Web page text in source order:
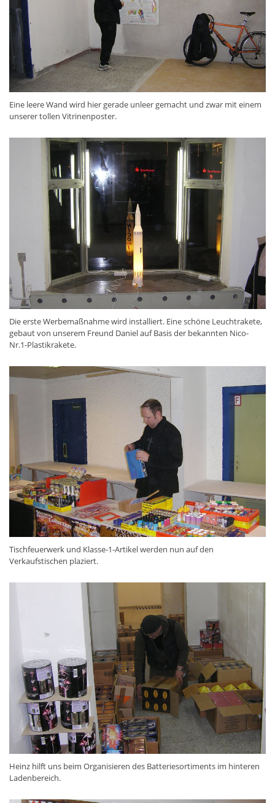
Eine leere Wand wird hier gerade unleer gemacht und zwar mit einem
unserer tollen Vitrinenposter.
Die erste Werbemaßnahme wird installiert. Eine schöne Leuchtrakete,
gebaut von unserem Freund Daniel auf Basis der bekannten Nico-
Nr.1-Plastikrakete.
Tischfeuerwerk und Klasse-1-Artikel werden nun auf den
Verkaufstischen plaziert.
Heinz hilft uns beim Organisieren des Batteriesortiments im hinteren
Ladenbereich.